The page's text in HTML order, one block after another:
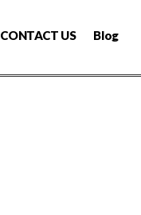
CONTACT US Blog